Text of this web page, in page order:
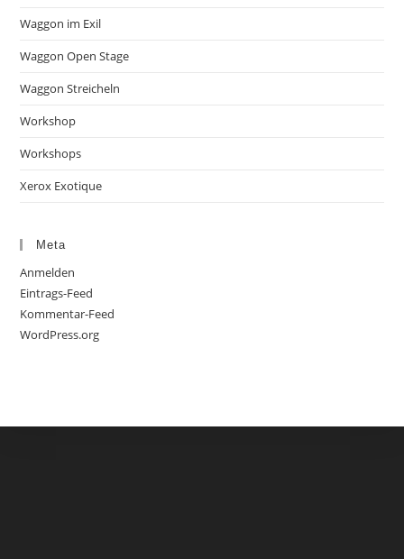
Waggon im Exil
Waggon Open Stage
Waggon Streicheln
Workshop
Workshops
Xerox Exotique
Meta
Anmelden
Eintrags-Feed
Kommentar-Feed
WordPress.org